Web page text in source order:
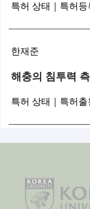
특허 상태｜특허
한재준
해충의 침투력
특허 상태｜특허